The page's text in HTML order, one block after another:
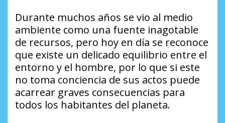
Durante muchos años se vio al medio
ambiente como una fuente inagotable
de recursos, pero hoy en día se reconoce
que existe un delicado equilibrio entre el
entorno y el hombre, por lo que si este
no toma conciencia de sus actos puede
acarrear graves consecuencias para
todos los habitantes del planeta.